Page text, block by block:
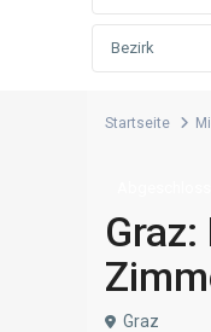
Bezirk
Startseite
Graz